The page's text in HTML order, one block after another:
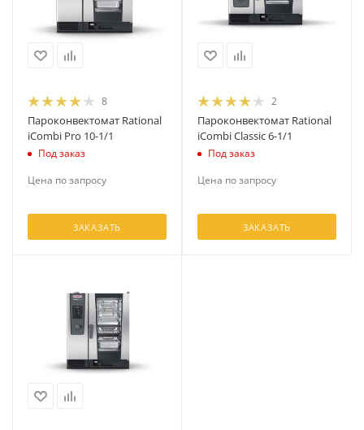
8
Пароконвектомат Rational
iCombi Pro 10-1/1
Под заказ
Цена по запросу
ЗАКАЗАТЬ
2
Пароконвектомат Rational
iCombi Classic 6-1/1
Под заказ
Цена по запросу
ЗАКАЗАТЬ